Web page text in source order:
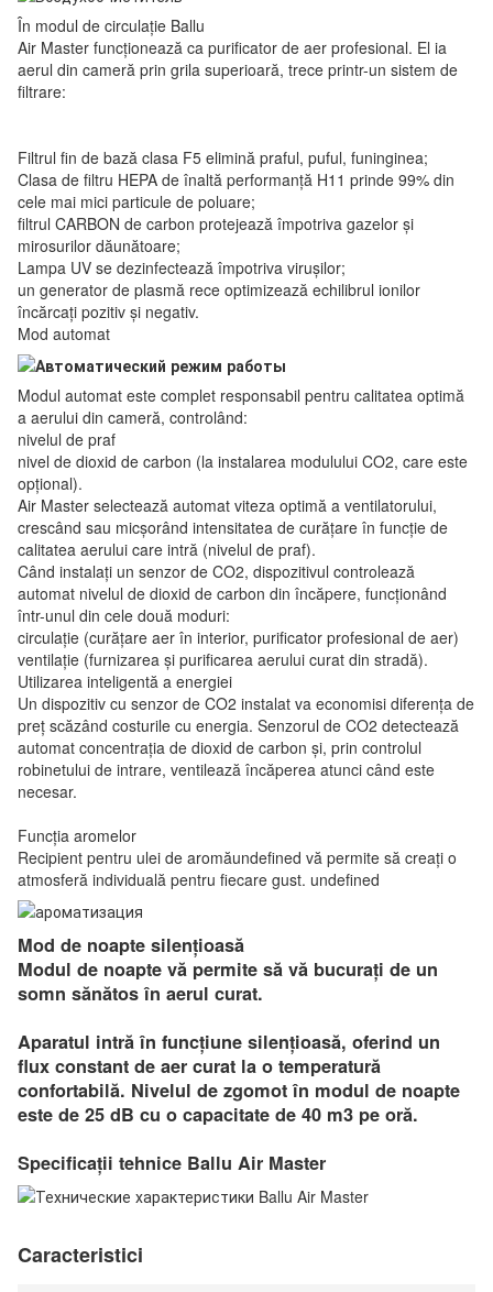
În modul de circulație Ballu
Air Master funcționează ca purificator de aer profesional. El ia
aerul din cameră prin grila superioară, trece printr-un sistem de
filtrare:
Filtrul fin de bază clasa F5 elimină praful, puful, funinginea;
Clasa de filtru HEPA de înaltă performanță H11 prinde 99% din
cele mai mici particule de poluare;
filtrul CARBON de carbon protejează împotriva gazelor și
mirosurilor dăunătoare;
Lampa UV se dezinfectează împotriva virușilor;
un generator de plasmă rece optimizează echilibrul ionilor
încărcați pozitiv și negativ.
Mod automat
Modul automat este complet responsabil pentru calitatea optimă
a aerului din cameră, controlând:
nivelul de praf
nivel de dioxid de carbon (la instalarea modulului CO2, care este
opțional).
Air Master selectează automat viteza optimă a ventilatorului,
crescând sau micșorând intensitatea de curățare în funcție de
calitatea aerului care intră (nivelul de praf).
Când instalați un senzor de CO2, dispozitivul controlează
automat nivelul de dioxid de carbon din încăpere, funcționând
într-unul din cele două moduri:
circulație (curățare aer în interior, purificator profesional de aer)
ventilație (furnizarea și purificarea aerului curat din stradă).
Utilizarea inteligentă a energiei
Un dispozitiv cu senzor de CO2 instalat va economisi diferența de
preț scăzând costurile cu energia. Senzorul de CO2 detectează
automat concentrația de dioxid de carbon și, prin controlul
robinetului de intrare, ventilează încăperea atunci când este
necesar.
Funcția aromelor
Recipient pentru ulei de aromăundefined vă permite să creați o
atmosferă individuală pentru fiecare gust. undefined
Mod de noapte silențioasă
Modul de noapte vă permite să vă bucurați de un
somn sănătos în aerul curat.
Aparatul intră în funcțiune silențioasă, oferind un
flux constant de aer curat la o temperatură
confortabilă. Nivelul de zgomot în modul de noapte
este de 25 dB cu o capacitate de 40 m3 pe oră.
Specificații tehnice Ballu Air Master
Caracteristici